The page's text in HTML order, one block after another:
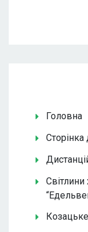
Головна
Світлини